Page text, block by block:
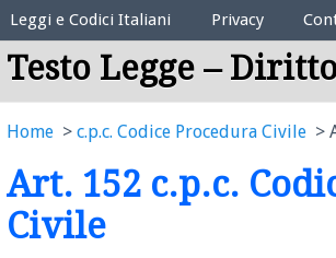
Elenco Codici Legali
Leggi e Codici Italiani Privacy
Testo Legge –
Home c.p.c. Codice Procedura Civile
Art. 152 c.p.c.
Civile